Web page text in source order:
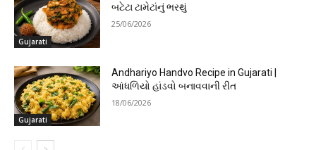
Gujarati
બટેટા ટામેટાંનું ભરથું
25/06/2026
Gujarati
Andhariyo Handvo Recipe in Gujarati |
આંધળિયો હાંડવો બનાવવાની રીત
18/06/2026